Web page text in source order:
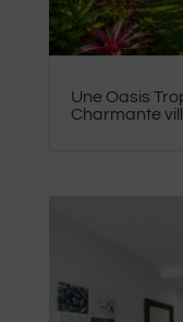
Une Oasis
Charmante